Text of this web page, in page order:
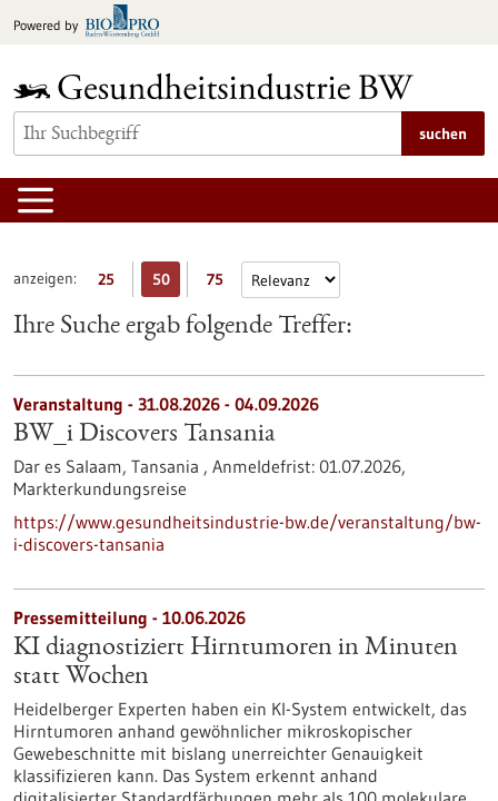
Inhalt
Powered by
suchen
anzeigen: 25 50 75
Ihre Suche ergab folgende Treffer:
Veranstaltung - 31.08.2026 - 04.09.2026
BW_i Discovers Tansania
Dar es Salaam, Tansania , Anmeldefrist: 01.07.2026,
Markterkundungsreise
https://www.gesundheitsindustrie-bw.de/veranstaltung/bw-
i-discovers-tansania
Pressemitteilung - 10.06.2026
KI diagnostiziert Hirntumoren in Minuten
statt Wochen
Heidelberger Experten haben ein KI-System entwickelt, das
Hirntumoren anhand gewöhnlicher mikroskopischer
Gewebeschnitte mit bislang unerreichter Genauigkeit
klassifizieren kann. Das System erkennt anhand